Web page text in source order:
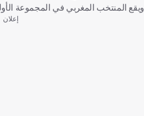
ويقع المنتخب المغربي في المجموعة
إعلان